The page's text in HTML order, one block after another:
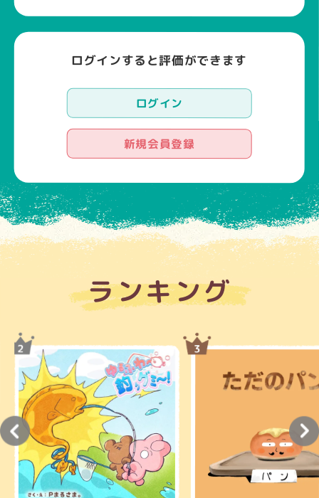
ログインすると評価ができます
ログイン
新規会員登録
ランキング